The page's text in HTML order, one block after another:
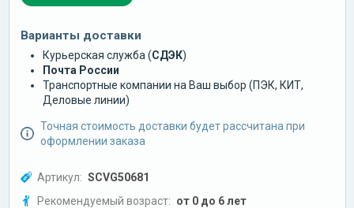
Варианты доставки
Курьерская служба (СДЭК)
Почта России
Транспортные компании на Ваш выбор (ПЭК, КИТ,
Деловые линии)
Точная стоимость доставки будет рассчитана при
оформлении заказа
Артикул: SCVG50681
Рекомендуемый возраст: от 0 до 6 лет